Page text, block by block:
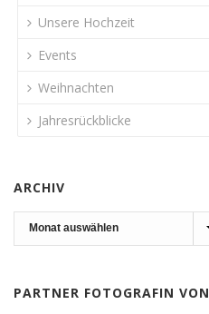
Unsere Hochzeit
Events
Weihnachten
Jahresrückblicke
ARCHIV
Archiv
PARTNER FOTOGRAFIN VON